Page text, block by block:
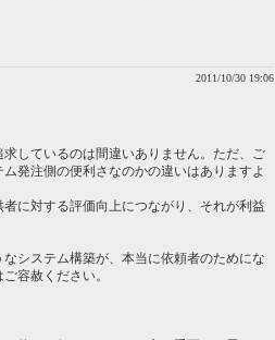
2011/10/30 19:06
しているのは間違いありません。ただ、ご
発注側の便利さなのかの違いはありますよ
に対する評価向上につながり、それが利益
システム構築が、本当に依頼者のためにな
容赦ください。